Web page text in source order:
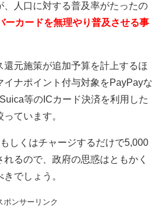
、人口に対する普及率がたったの
ーカードを無理やり普及させる事
元施策が追加予算を計上するほ
イナポイント付与対象をPayPayな
等のICカード決済を利用した
ています。
しくはチャージするだけで5,000
るので、政府の思惑はともかく
でしょう。
ポンサーリンク